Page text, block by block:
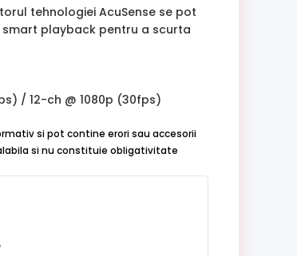
tehnologiei AcuSense se pot
playback pentru a scurta
/ 12-ch @ 1080p (30fps)
si pot contine erori sau accesorii
si nu constituie obligativitate